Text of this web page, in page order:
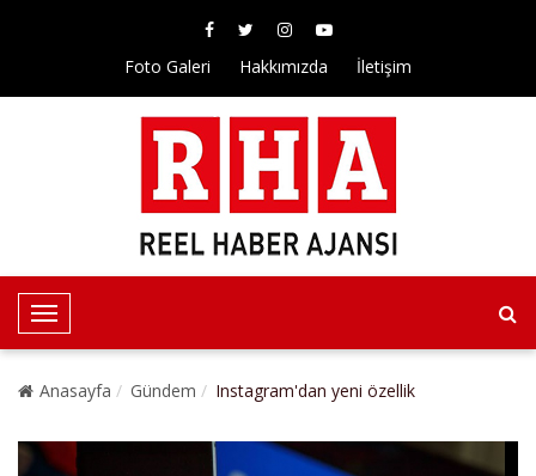
Foto Galeri Hakkımızda İletişim
T
o
g
e
Anasayfa Gündem Instagram'dan yeni özellik